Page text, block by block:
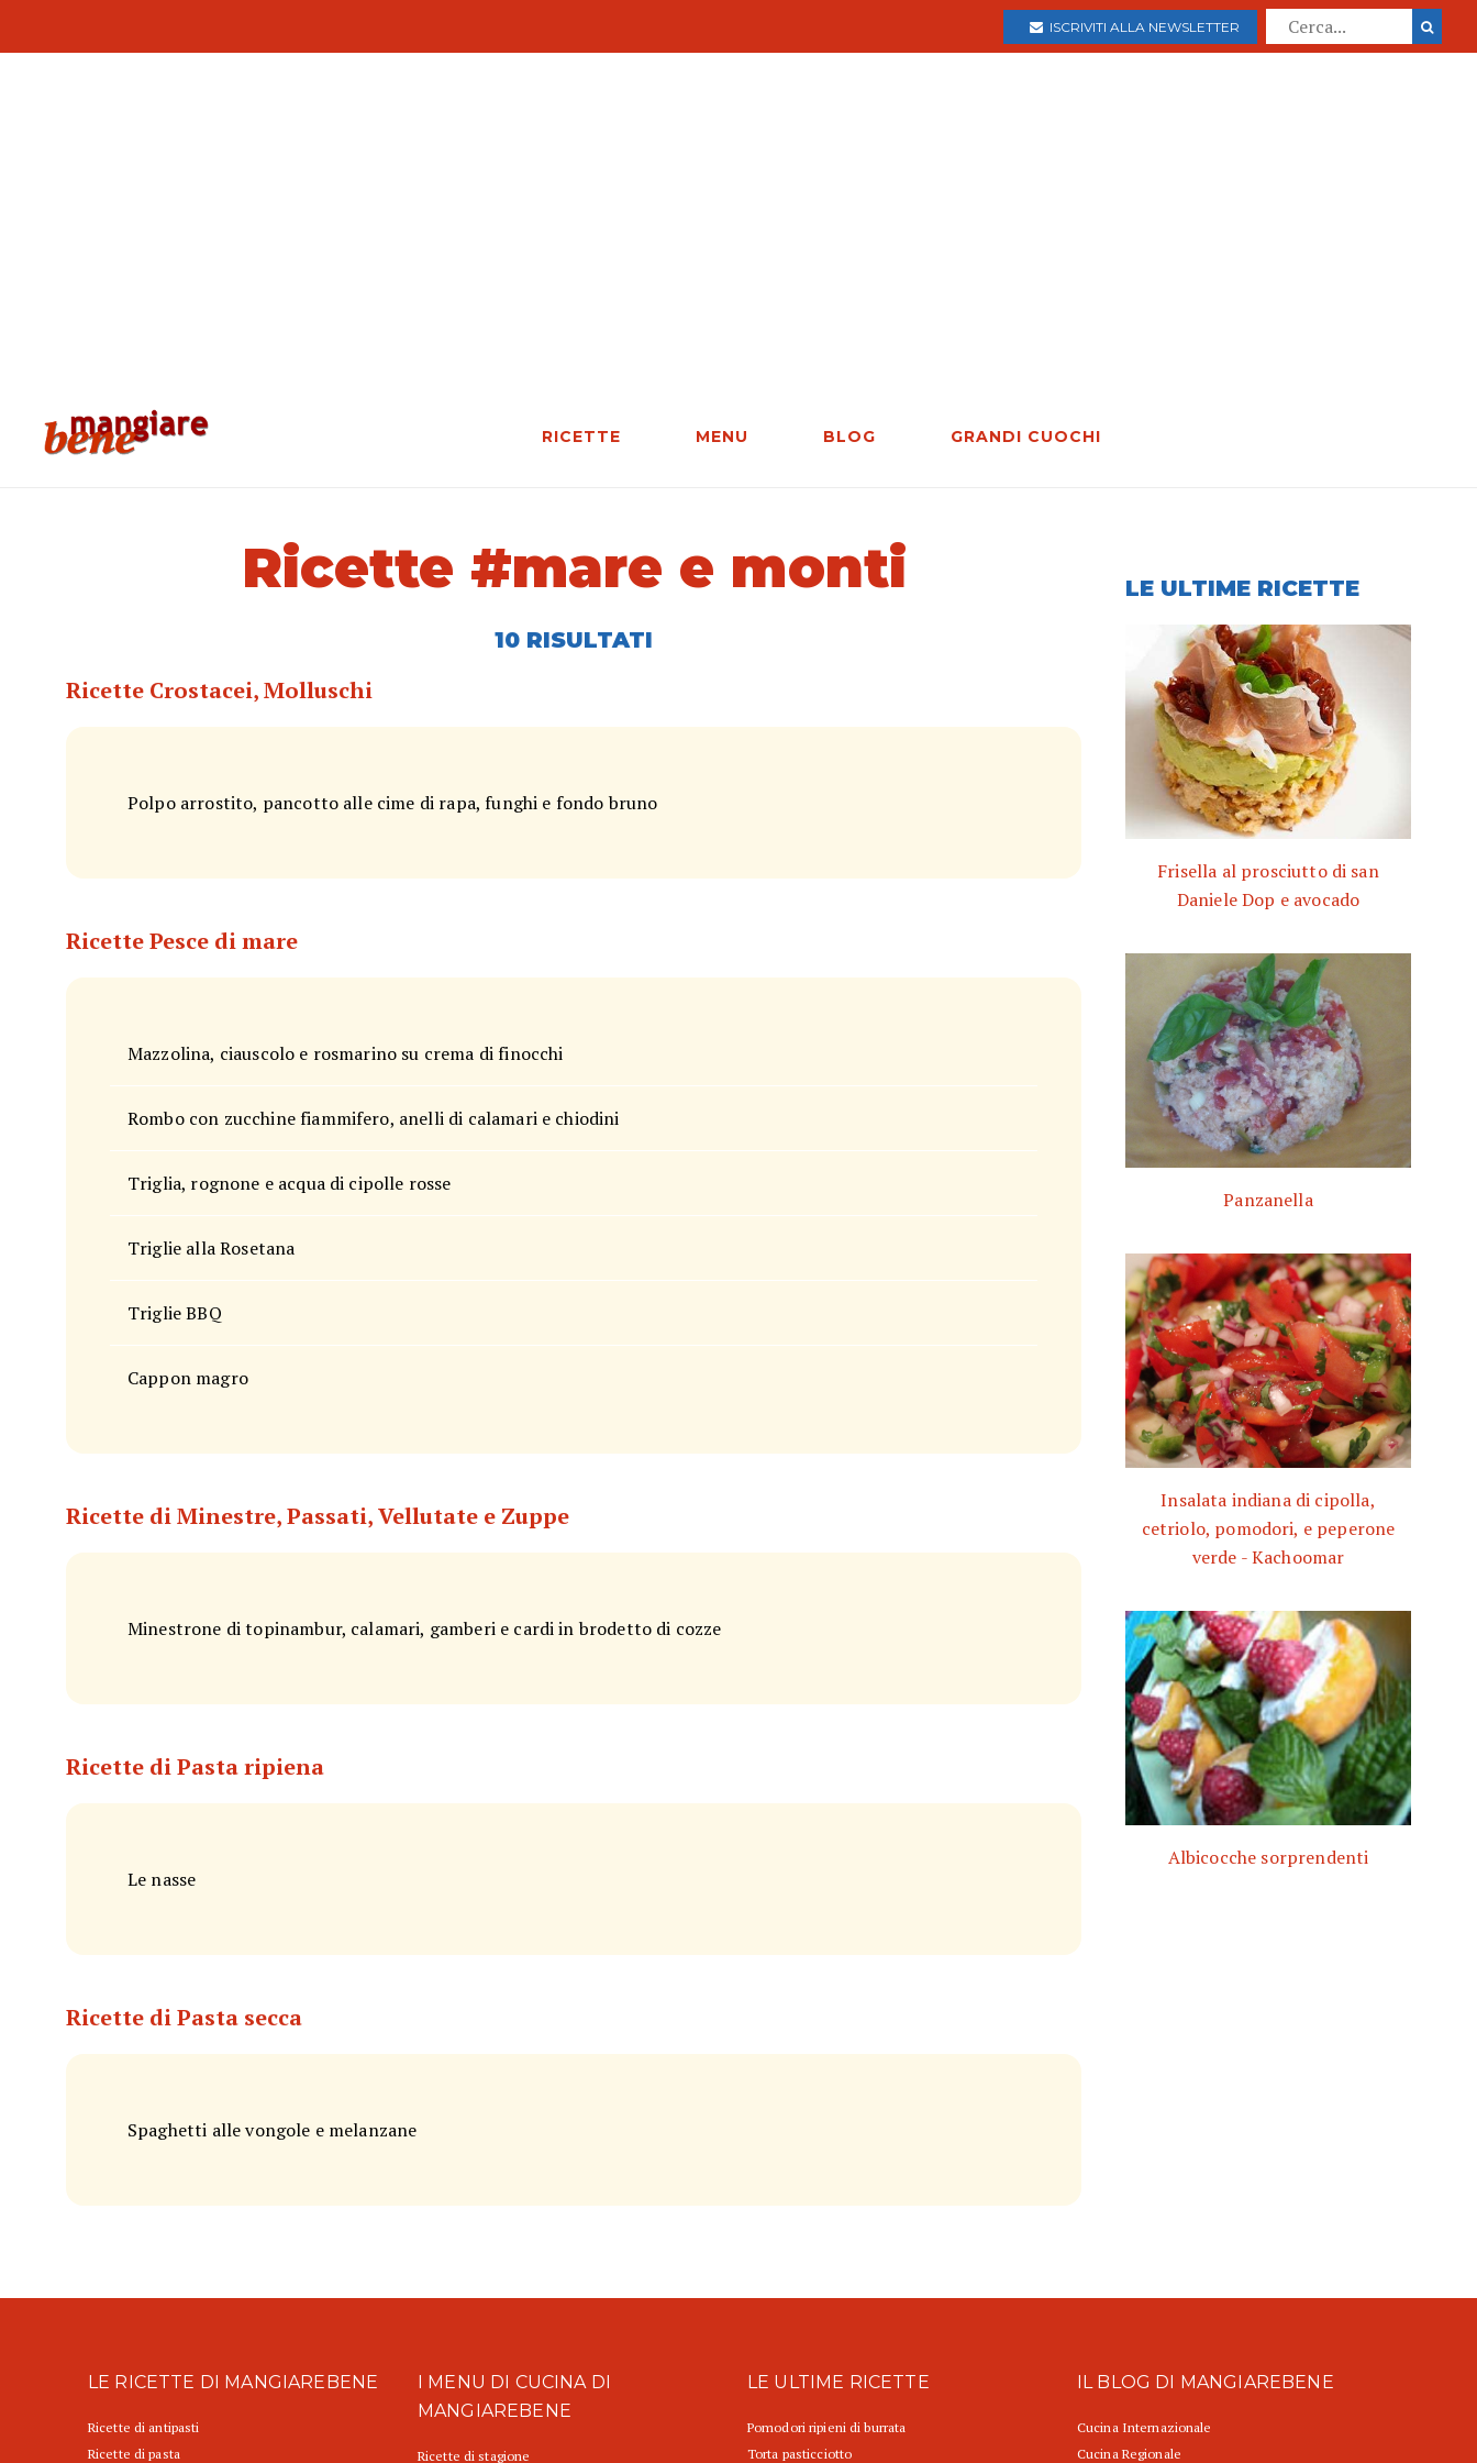
ISCRIVITI ALLA NEWSLETTER
RICETTE MENU BLOG GRANDI CUOCHI
Ricette #mare e monti
10 RISULTATI
Ricette Crostacei, Molluschi
Polpo arrostito, pancotto alle cime di rapa, funghi e fondo bruno
Ricette Pesce di mare
Mazzolina, ciauscolo e rosmarino su crema di finocchi
Rombo con zucchine fiammifero, anelli di calamari e chiodini
Triglia, rognone e acqua di cipolle rosse
Triglie alla Rosetana
Triglie BBQ
Cappon magro
Ricette di Minestre, Passati, Vellutate e Zuppe
Minestrone di topinambur, calamari, gamberi e cardi in brodetto di cozze
Ricette di Pasta ripiena
Le nasse
Ricette di Pasta secca
Spaghetti alle vongole e melanzane
LE ULTIME RICETTE
Frisella al prosciutto di san
Daniele Dop e avocado
Panzanella
Insalata indiana di cipolla,
cetriolo, pomodori, e peperone
verde - Kachoomar
Albicocche sorprendenti
LE RICETTE DI MANGIAREBENE
Ricette di antipasti
Ricette di pasta
I MENU DI CUCINA DI
MANGIAREBENE
Ricette di stagione
LE ULTIME RICETTE
Pomodori ripieni di burrata
Torta pasticciotto
IL BLOG DI MANGIAREBENE
Cucina Internazionale
Cucina Regionale